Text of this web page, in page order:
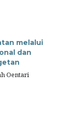
melalui
dan
Oentari